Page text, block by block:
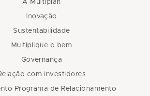
A Multiplan
Inovação
Sustentabilidade
Multiplique o bem
Governança
com investidores
Programa de Relacionamento